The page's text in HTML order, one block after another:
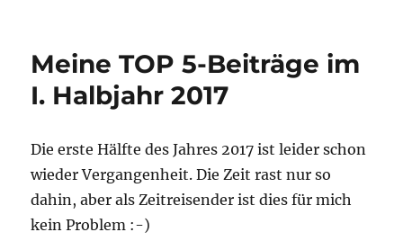
Beiträge
Meine TOP 5-Beiträge im
I. Halbjahr 2017
Die erste Hälfte des Jahres 2017 ist leider schon
wieder Vergangenheit. Die Zeit rast nur so
dahin, aber als Zeitreisender ist dies für mich
kein Problem :-)